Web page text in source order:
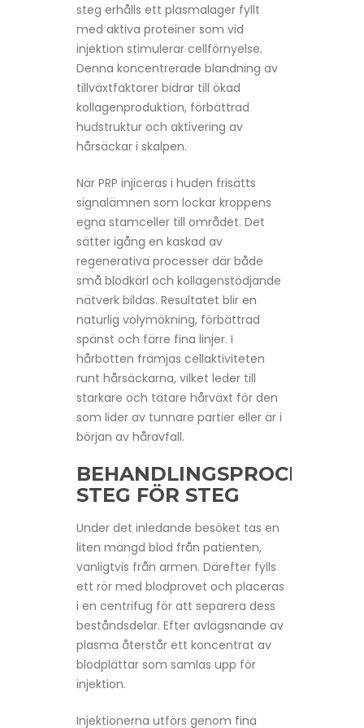
steg erhålls ett plasma­lager fyllt
med aktiva proteiner som vid
injektion stimulerar cellförnyelse.
Denna koncentrerade blandning av
tillväxtfaktorer bidrar till ökad
kollagenproduktion, förbättrad
hudstruktur och aktivering av
hårsäckar i skalpen.
När PRP injiceras i huden frisätts
signalämnen som lockar kroppens
egna stamceller till området. Det
sätter igång en kaskad av
regenerativa processer där både
små blodkärl och kollagenstödjande
nätverk bildas. Resultatet blir en
naturlig volymökning, förbättrad
spänst och färre fina linjer. I
hårbotten främjas cellaktiviteten
runt hårsäckarna, vilket leder till
starkare och tätare hårväxt för den
som lider av tunnare partier eller är i
början av håravfall.
BEHANDLINGSPROCESSEN
STEG FÖR STEG
Under det inledande besöket tas en
liten mängd blod från patienten,
vanligtvis från armen. Därefter fylls
ett rör med blodprovet och placeras
i en centrifug för att separera dess
beståndsdelar. Efter avlägsnande av
plasma återstår ett koncentrat av
blodplättar som samlas upp för
injektion.
Injektionerna utförs genom fina